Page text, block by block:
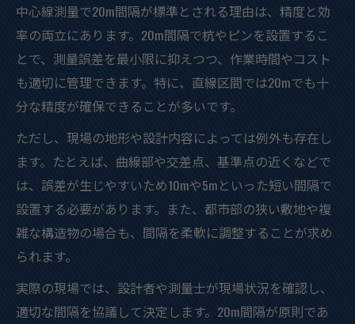
中心線測量で20m間隔が標準とされる理由は、精度と効
率の両立にあります。20m間隔で杭やピンを設置するこ
とで、測量誤差を最小限に抑えつつ、作業時間やコスト
も適切に管理できます。特に、直線区間では20mでも十
分な精度が確保できることが多いです。
ただし、現場の地形や設計内容によっては例外も存在し
ます。たとえば、曲線部や交差点、基準点の近くなどで
は、誤差が生じやすいため10mや5mといった短い間隔で
設置する必要があります。また、都市部の狭い敷地や複
雑な構造物の場合も、間隔を柔軟に調整することが求め
られます。
実際の現場では、設計者や測量士が現場状況を確認し、
適切な間隔を協議して決定します。20m間隔が原則であ